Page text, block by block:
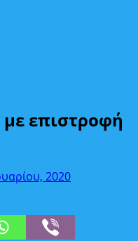
επιστροφή
2020